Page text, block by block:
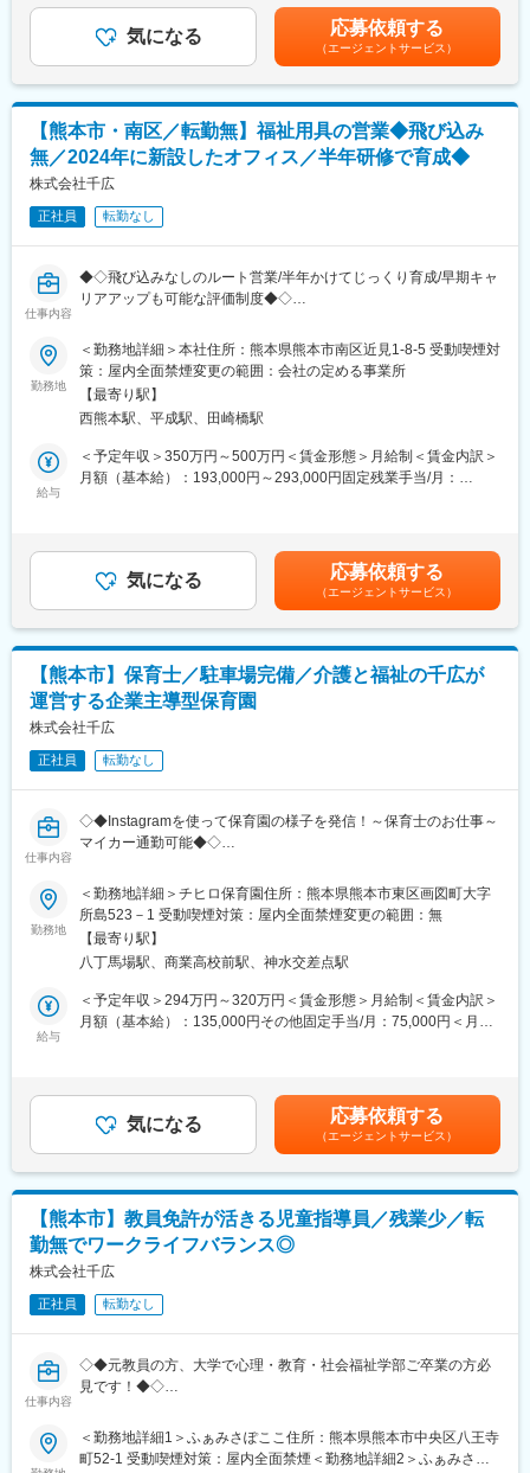
ション、日常生活のお世話を行います。
・短期入所療養介護（ショートステイ）、通所リハビリテーショ
ン、訪問看護ステーション、訪問リハビリテーションなどの地域
の在宅ケアを支援する施設でもあります。
◇定員数：100床（ショートステイ含む）／通所リハビリテーシ
ョン45名
◇関連事業：通所リハビリテーション／居宅介護支援事業所／訪
問看護ステーション／訪問リハビリテーション
変更の範囲：会社の定める業務
案営業を行います。
会社の方針として「サポートなくして販売なし」を掲げており、
営業がアフターフォローまで深く関与します。
■メイン商材
・AI・音声入力対応の歯科電子カルテ統合システム
・AI・音声対応の歯周病検査システム
・その他オプション製品
■入社後の流れ：
入社後3ヶ月程度は同社の宿泊研修施設「セミナーハウス」にて研
いただきます。
3ヶ月の研修後も先輩社員がしっかりとサポートいたしますので安
心です。
社歴・年齢・学歴・性別、一切関係ありません。
実力と成果で評価する独自の評価制度を導入しています。
参考例.
・中途入社1年目20代／年収580万円（未経験者）
・中途入社2年目20代／年収760万円（未経験者）
・中途入社5年目30代／年収1,100万円
・中途入社8年目30代／年収1,500万円
■会社概要
・電子カルテ、AI音声認識、訪問歯科支援まで、歯科DXを総合的
に支援。
ています。
変更の範囲：会社の定める業務
業手当＞有＜給与補足＞※上記年収条件はあくまで目安であり、ス
キルによってはこれ以上に上がる可能性があります。■昇給：1ヶ
月あたり5,000円／月（過去実績）■賞与：年3回、60万円～450万
円（過去実績）賃金はあくまでも目安の金額であり、選考を通じ
て上下する可能性があります。月給(月額)は固定手当を含めた表記
です。
気になる 応募依頼する
（エージェントサービス）
【熊本市・南区／転勤無】福祉用具の営業◆飛び込み
無／2024年に新設したオフィス／半年研修で育成◆
株式会社千広
正社員 転勤なし
仕事内容
◆◇飛び込みなしのルート営業/半年かけてじっくり育成/早期キャ
リアアップも可能な評価制度◆◇
■おすすめPOINT ＼「住み慣れた自宅で暮らしたい」を支える提
案営業／
・業界24期目、ノウハウ豊富な安定企業！
・福祉用具のレンタルだけでなく、段差解消や浴室の滑り止めな
どリフォームまで一社で完結できるのが大きな強み◎
・営業1人あたりの担当数を絞り、アフターフォロー専門担当とも
分業。3カ月に1回の定期訪問で、お客様にじっくり向き合える環
境です。
★社員の健康増員のため、ジム付きのオフィス！
★読書スペースも完備
対し、福祉用具レンタルやバリアフリーリフォームを提案するル
ート営業です。
1日の流れは「出社→資料作成→顧客訪問・納品→帰社後の事務処
理」が基本。担当エリア（市内の区ごとなど）を中心に社用車で
・ケアマネジャー営業：担当は約100～200名。定期訪問や電話で
コミュニケーションを取り、「福祉用具ならまず相談される存
在」になることがミッションです。
・利用者様への提案：担当利用者は100～300名ほど。ご自宅や施
ド・車いす・手すり等を選定します。
・住環境リフォーム提案：段差解消や手すり設置、浴室の滑り止
めなど、住まい全体の改善策を多角的に提案できるのが特徴！
入社後約半年は「学びの期間」として、アフターサービス・配
送・倉庫・営業同行など各部門をローテーション。商品知識と現
その後は「メンバー→マネージャー→グループ統括マネージャ
ー」と段階的なキャリアアップが可能。評価制度も明確で、何が
できればどれくらい給与が上がるかが可視化されています。
■組織構成：
ホームヘルスケア課には18名の営業が所属しています。
■環境：
・必要なものを必要な時にご利用者様へ届けるという福祉サービ
スの理念を大切にした営業スタイルです。
変更の範囲：会社の定める業務
勤務地
＜勤務地詳細＞本社住所：熊本県熊本市南区近見1-8-5 受動喫煙対
策：屋内全面禁煙変更の範囲：会社の定める事業所
【最寄り駅】
西熊本駅、平成駅、田崎橋駅
給与
＜予定年収＞350万円～500万円＜賃金形態＞月給制＜賃金内訳＞
月額（基本給）：193,000円～293,000円固定残業手当/月：
回（2か月程）■扶養手当：（一人につき5000円。上限25,000円ま
で）賃金はあくまでも目安の金額であり、選考を通じて上下する
可能性があります。月給(月額)は固定手当を含めた表記です。
気になる 応募依頼する
（エージェントサービス）
【熊本市】保育士／駐車場完備／介護と福祉の千広が
運営する企業主導型保育園
株式会社千広
正社員 転勤なし
仕事内容
◇◆Instagramを使って保育園の様子を発信！～保育士のお仕事～
マイカー通勤可能◆◇
◎定員19名の小規模園で一人ひとりに寄り添える保育
■業務概要：
0歳から3歳までの大切な時期に、子どもたちの成長する力・出来
る力を信じ大型園では味わえない、さまざまな経験をして頂くた
めの保育を行っています。少人数のアットホームな雰囲気の中で
個々に寄り添い、一人ひとりの発達を促す関りを法人内の児童発
達支援と連携しながら、より「丁寧な子育て支援」を目指してい
■具体的な業務内容：
◎保育業務全般
・週案作成
・壁面制作
・外遊び／園外へのお散歩
など
カウントで発信します！連絡帳の文章と合わせて成長の様子を連
絡しています。
■職場の雰囲気：
園長、保育士、看護師、調理師ともに話しやすく、保育に関する
室もあり、自分の子どもが病気の時も預かってもらえるので、子
育て中の方も安心して仕事ができます。
勤務地
＜勤務地詳細＞チヒロ保育園住所：熊本県熊本市東区画図町大字
所島523－1 受動喫煙対策：屋内全面禁煙変更の範囲：無
【最寄り駅】
八丁馬場駅、商業高校前駅、神水交差点駅
給与
＜予定年収＞294万円～320万円＜賃金形態＞月給制＜賃金内訳＞
月額（基本給）：135,000円その他固定手当/月：75,000円＜月給
給(月額)は固定手当を含めた表記です。
気になる 応募依頼する
（エージェントサービス）
【熊本市】教員免許が活きる児童指導員／残業少／転
勤無でワークライフバランス◎
株式会社千広
正社員 転勤なし
仕事内容
◇◆元教員の方、大学で心理・教育・社会福祉学部ご卒業の方必
見です！◆◇
■教育現場での経験が即戦力となるお仕事で、子ども一人ひとりに
深く向いながらお仕事いただけます。残業ほぼなし、望まない転
＜勤務地詳細1＞ふぁみさぽここ住所：熊本県熊本市中央区八王寺
町52-1 受動喫煙対策：屋内全面禁煙＜勤務地詳細2＞ふぁみさぽ